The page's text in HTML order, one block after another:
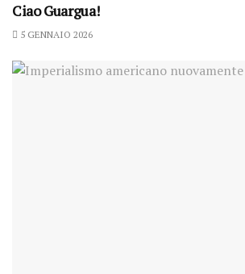
Ciao Guargua!
5 GENNAIO 2026